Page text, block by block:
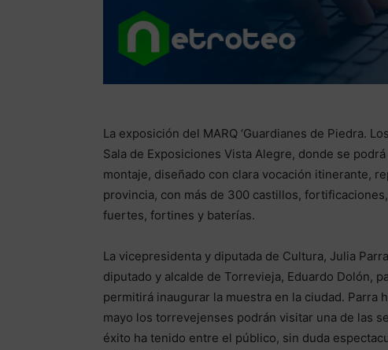
La exposición del MARQ ‘Guardianes de Piedra.
Sala de Exposiciones Vista Alegre, donde se
montaje, diseñado con clara vocación itinerante,
provincia, con más de 300 castillos,
fuertes, fortines y baterías.
La vicepresidenta y diputada de Cultura, Julia
diputado y alcalde de Torrevieja, Eduardo Dolón,
permitirá inaugurar la muestra en la ciudad. Parra
mayo los torrevejenses podrán visitar una de las
éxito ha tenido entre el público, sin duda